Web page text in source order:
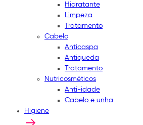
Hidratante
Limpeza
Tratamento
Cabelo
Anticaspa
Antiqueda
Tratamento
Nutricosméticos
Anti-idade
Cabelo e unha
Higiene